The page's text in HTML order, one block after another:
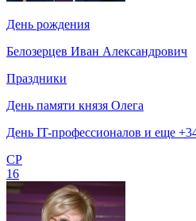
День рождения
Белозерцев Иван Александрович
Праздники
День памяти князя Олега
День IT-профессионалов и еще
СР
16